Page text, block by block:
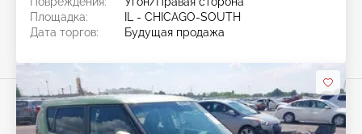
Площадка:
IL - CHICAGO-SOUTH
Дата торгов:
Будущая продажа